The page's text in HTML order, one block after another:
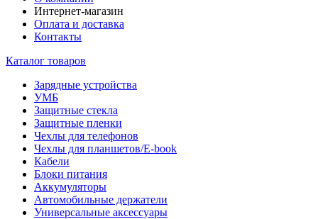
Интернет-магазин
Оплата и доставка
Контакты
Каталог товаров
Зарядные устройства
УМБ
Защитные стекла
Защитные пленки
Чехлы для телефонов
Чехлы для планшетов/E-book
Кабели
Блоки питания
Аккумуляторы
Автомобильные держатели
Универсальные аксессуары